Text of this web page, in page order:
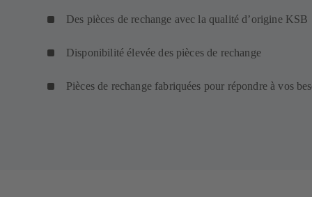
Des pièces de rechange avec la qualité d’origine KSB
Disponibilité élevée des pièces de rechange
Pièces de rechange fabriquées pour répondre à vos